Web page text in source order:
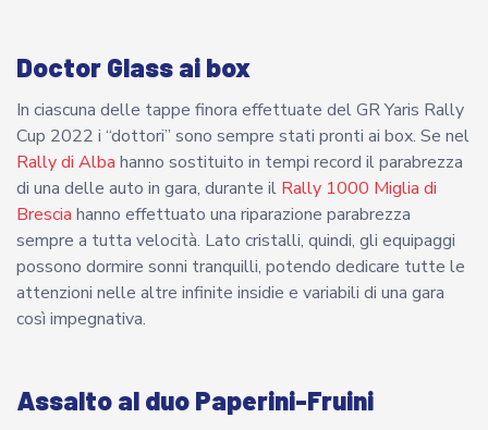
Doctor Glass ai box
In ciascuna delle tappe finora effettuate del GR Yaris Rally
Cup 2022 i “dottori” sono sempre stati pronti ai box. Se nel
Rally di Alba hanno sostituito in tempi record il parabrezza
di una delle auto in gara, durante il Rally 1000 Miglia di
Brescia hanno effettuato una riparazione parabrezza
sempre a tutta velocità. Lato cristalli, quindi, gli equipaggi
possono dormire sonni tranquilli, potendo dedicare tutte le
attenzioni nelle altre infinite insidie e variabili di una gara
così impegnativa.
Assalto al duo Paperini-Fruini